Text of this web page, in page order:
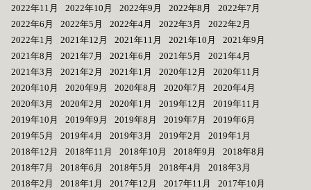
2022年11月
2022年10月 2022年9月 2022年8月
2022年7月
2022年6月
2022年5月 2022年4月 2022年3月
2022年2月
2022年1月
2021年12月 2021年11月 2021年10月
2021年9月
2021年8月
2021年7月 2021年6月 2021年5月
2021年4月
2021年3月
2021年2月 2021年1月 2020年12月
2020年11月
2020年10月
2020年9月 2020年8月 2020年7月
2020年4月
2020年3月
2020年2月 2020年1月 2019年12月
2019年11月
2019年10月
2019年9月 2019年8月 2019年7月
2019年6月
2019年5月
2019年4月 2019年3月 2019年2月
2019年1月
2018年12月
2018年11月 2018年10月 2018年9月
2018年8月
2018年7月
2018年6月 2018年5月 2018年4月
2018年3月
2018年2月
2018年1月 2017年12月 2017年11月 2017年10月